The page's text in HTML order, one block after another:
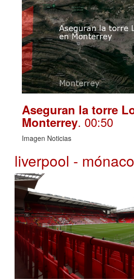
Aseguran la torre
Monterrey. 00:50
Imagen Noticias
liverpool - mónaco